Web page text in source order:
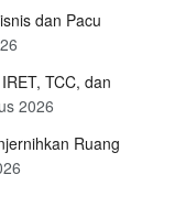
dan Pacu
TCC, dan
2026
Ruang